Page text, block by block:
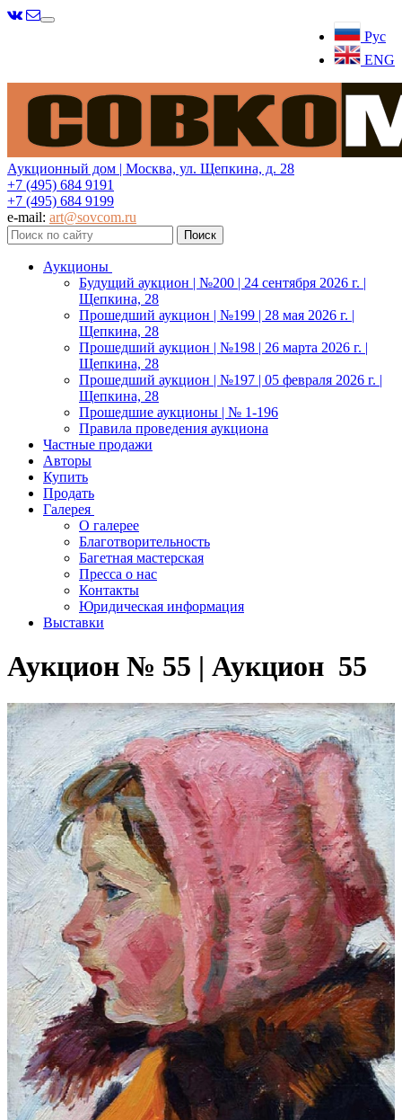
Рус
ENG
Меню
Аукционный дом | Москва, ул. Щепкина, д. 28
+7 (495) 684 9191
+7 (495) 684 9199
e-mail: art@sovcom.ru
Аукционы
Будущий аукцион | №200 | 24 сентября 2026 г. |
Щепкина, 28
Прошедший аукцион | №199 | 28 мая 2026 г. |
Щепкина, 28
Прошедший аукцион | №198 | 26 марта 2026 г. |
Щепкина, 28
Прошедший аукцион | №197 | 05 февраля 2026 г. |
Щепкина, 28
Прошедшие аукционы | № 1-196
Правила проведения аукциона
Частные продажи
Авторы
Купить
Продать
Галерея
О галерее
Благотворительность
Багетная мастерская
Пресса о нас
Контакты
Юридическая информация
Выставки
Аукцион № 55 | Аукцион 55